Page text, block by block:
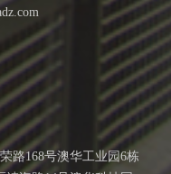
路168号澳华工业园6栋